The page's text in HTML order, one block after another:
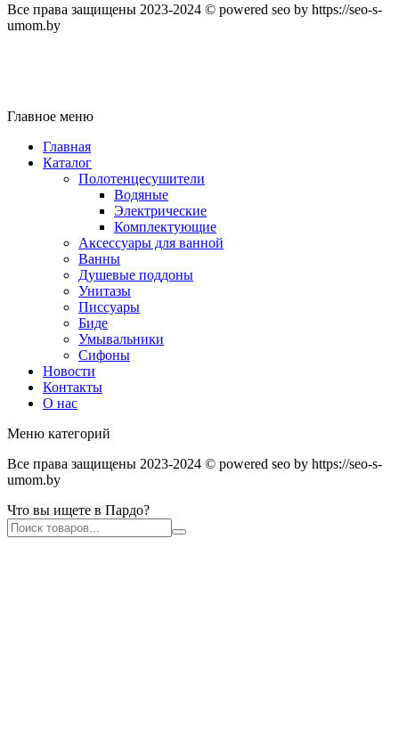
Все права защищены 2023-2024 © powered seo by https://seo-s-
umom.by
Главное меню
Главная
Каталог
Полотенцесушители
Водяные
Электрические
Комплектующие
Аксессуары для ванной
Ванны
Душевые поддоны
Унитазы
Писсуары
Биде
Умывальники
Сифоны
Новости
Контакты
О нас
Меню категорий
Все права защищены 2023-2024 © powered seo by https://seo-s-
umom.by
Что вы ищете в Пардо?